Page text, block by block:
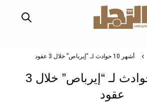
أشهر 10 حوادث لـ “إيرباص” خلال 3 عقود
أشهر 10 حوادث لـ “إيرباص” خلال 3
عقود